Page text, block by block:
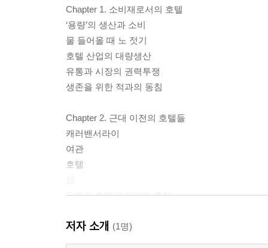
Chapter 1. 소비재로서의 호텔
‘용량’의 생산과 소비
물 들어올 때 노 젓기
호텔 산업의 대량생산
유통과 시장의 권력투쟁
생존을 위한 적과의 동침
Chapter 2. 근대 이전의 호텔들
캐러밴서라이
여관
호텔
그랜드 호텔과 팰리스 호텔
Chapter 3. 호텔 산업의 르네상스
태풍의 눈, 미국의 성장
저자 소개 (1명)